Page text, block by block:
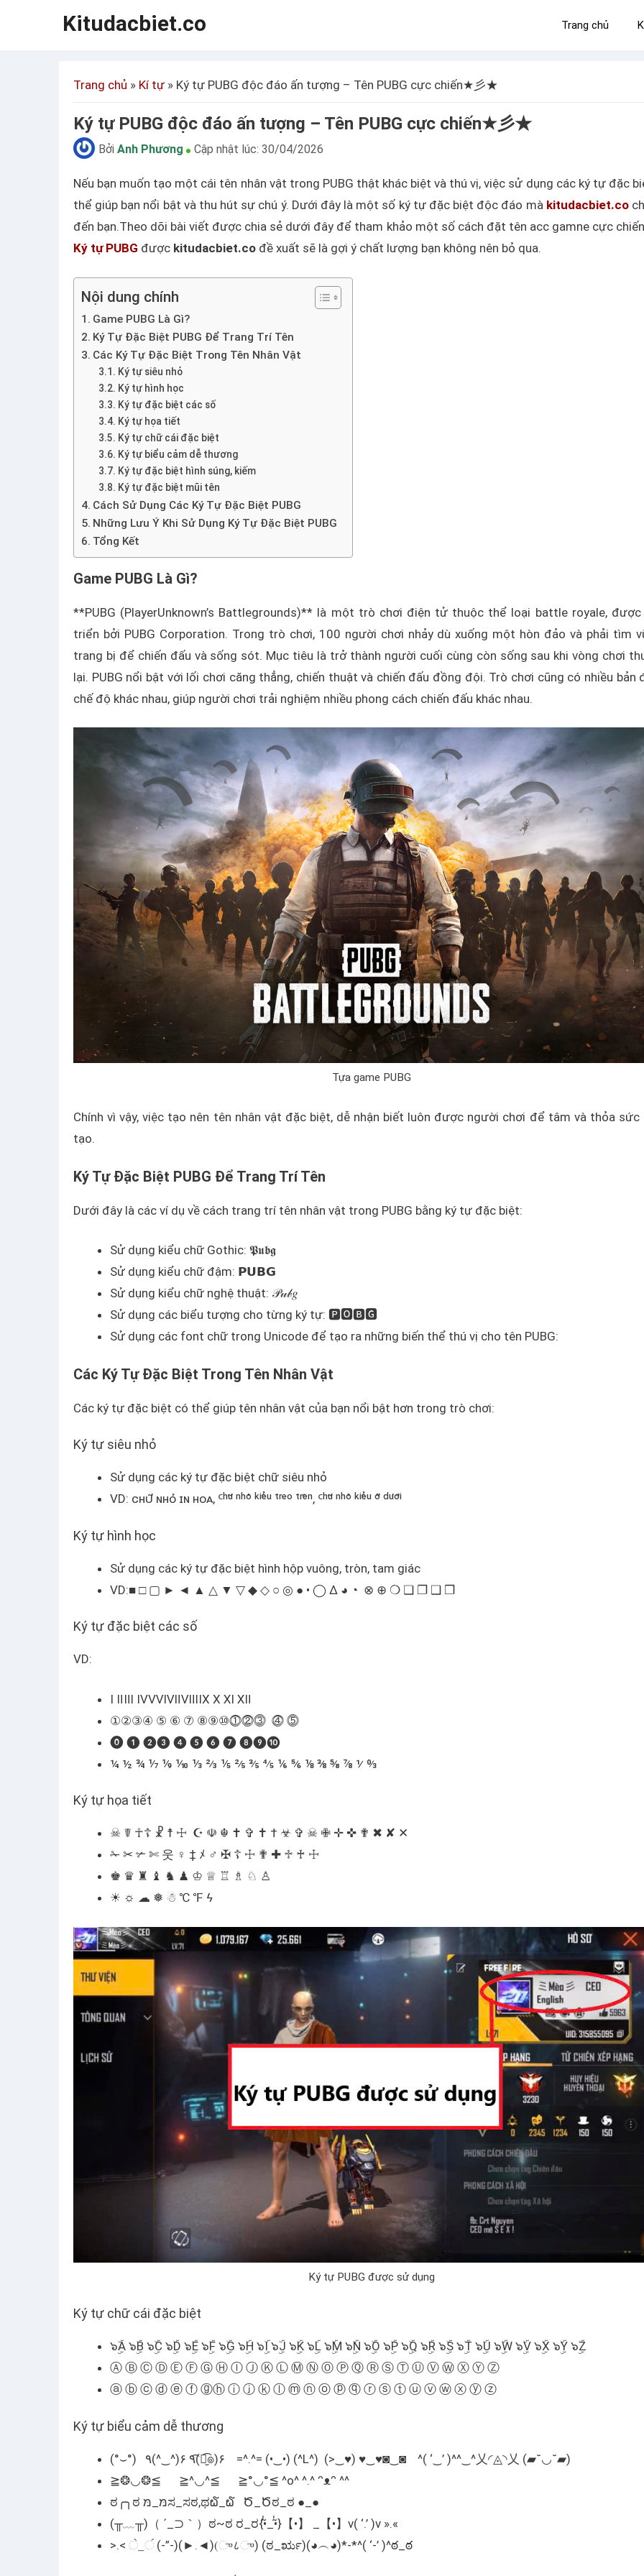
Kitudacbiet.co Trang chủ
Trang chủ » Kí tự » Ký tự PUBG độc đáo ấn tượng – Tên PUBG cực chiến★彡★
Ký tự PUBG độc đáo ấn tượng – Tên PUBG cực chiến★彡★
Bởi Anh Phương Cập nhật lúc: 30/04/2026
Nếu bạn muốn tạo một cái tên nhân vật trong PUBG thật khác biệt và thú vị, việc sử dụng các ký tự đặc
thể giúp bạn nổi bật và thu hút sự chú ý. Dưới đây là một số ký tự đặc biệt độc đáo màkitudacbiet.co
đến bạn.Theo dõi bài viết được chia sẻ dưới đây để tham khảo một số cách đặt tên acc gamne cực
Ký tự PUBG được kitudacbiet.co đề xuất sẽ là gợi ý chất lượng bạn không nên bỏ qua.
Nội dung chính
Game PUBG Là Gì?
Ký Tự Đặc Biệt PUBG Để Trang Trí Tên
Các Ký Tự Đặc Biệt Trong Tên Nhân Vật
Ký tự siêu nhỏ
Ký tự hình học
Ký tự đặc biệt các số
Ký tự họa tiết
Ký tự chữ cái đặc biệt
Ký tự biểu cảm dễ thương
Ký tự đặc biệt hình súng, kiếm
Ký tự đặc biệt mũi tên
Cách Sử Dụng Các Ký Tự Đặc Biệt PUBG
Những Lưu Ý Khi Sử Dụng Ký Tự Đặc Biệt PUBG
Tổng Kết
Game PUBG Là Gì?
**PUBG (PlayerUnknown’s Battlegrounds)** là một trò chơi điện tử thuộc thể loại battle royale,
triển bởi PUBG Corporation. Trong trò chơi, 100 người chơi nhảy dù xuống một hòn đảo và phải tìm
trang bị để chiến đấu và sống sót. Mục tiêu là trở thành người cuối cùng còn sống sau khi vòng chơi
lại. PUBG nổi bật với lối chơi căng thẳng, chiến thuật và chiến đấu đồng đội. Trò chơi cũng có nhiều bản
chế độ khác nhau, giúp người chơi trải nghiệm nhiều phong cách chiến đấu khác nhau.
Tựa game PUBG
Chính vì vậy, việc tạo nên tên nhân vật đặc biệt, dễ nhận biết luôn được người chơi để tâm và thỏa sức
tạo.
Ký Tự Đặc Biệt PUBG Để Trang Trí Tên
Dưới đây là các ví dụ về cách trang trí tên nhân vật trong PUBG bằng ký tự đặc biệt:
Sử dụng kiểu chữ Gothic: 𝕻𝖚𝖇𝖌
Sử dụng kiểu chữ đậm: 𝗣𝗨𝗕𝗚
Sử dụng kiểu chữ nghệ thuật: 𝒫𝓊𝒷𝑔
Sử dụng các biểu tượng cho từng ký tự: 🅿️🅾️🅱️🅶
Sử dụng các font chữ trong Unicode để tạo ra những biến thể thú vị cho tên PUBG:
Các Ký Tự Đặc Biệt Trong Tên Nhân Vật
Các ký tự đặc biệt có thể giúp tên nhân vật của bạn nổi bật hơn trong trò chơi:
Ký tự siêu nhỏ
Sử dụng các ký tự đặc biệt chữ siêu nhỏ
VD: ᴄʜᴜ̛̃ ɴʜᴏ̉ ɪɴ ʜᴏᴀ, ᑦʰᵘ̛̃ ⁿʰᵒ̉ ᵏⁱᵉ̂̉ᵘ ᵗʳᵉᵒ ᵗʳᵉ̂ⁿ, ᑦʰᵘ̛̃ ⁿʰᵒ̉ ᵏⁱᵉ̂̉ᵘ ᵒ̛̉ ᵈᵘ̛ᵒ̛́ⁱ
Ký tự hình học
Sử dụng các ký tự đặc biệt hình hộp vuông, tròn, tam giác
VD:■ □ ▢ ► ◄ ▲ △ ▼ ▽ ◆ ◇ ○ ◎ ● • ◯ Δ ◕ ◔ ⊗ ⊕ ❍ ❏ ❐ ❑ ❒
Ký tự đặc biệt các số
VD:
Ⅰ ⅡⅢ ⅣⅤⅥⅦⅧⅨ Ⅹ Ⅺ Ⅻ
①②③④ ⑤ ⑥ ⑦ ⑧⑨⑩⓵⓶⓷ ⓸ ⓹
⓿ ❶ ❷❸ ❹ ❺ ❻ ❼ ❽❾❿
¼ ½ ¾ ⅐ ⅑ ⅒ ⅓ ⅔ ⅕ ⅖ ⅗ ⅘ ⅙ ⅚ ⅛ ⅜ ⅝ ⅞ ⅟ ↉
Ký tự họa tiết
☠ ☤ ☥☦ ☧ ☨ ☩ ☪ ☫ ☬ ✝ ✞ ✝ † ☣ ✞ ☠ ✙ ✛ ✜ ✟ ✖ ✘ ✕
✁ ✂ ✃ ✄ 웃 ♀ ‡ ﾒ ♂ ✠ ☦ ☩ ✟ ✚ ♱ ♰ ☩
♚ ♛ ♜ ♝ ♞ ♟ ♔ ♕ ♖ ♗ ♘ ♙
☀ ☼ ☁ ❅ ☃ ℃ ℉ ϟ
Ký tự PUBG được sử dụng
Ký tự chữ cái đặc biệt
๖ۣۜA ๖ۣۜB ๖ۣۜC ๖ۣۜD ๖ۣۜE ๖ۣۜF ๖ۣۜG ๖ۣۜH ๖ۣۜI ๖ۣۜJ ๖ۣۜK ๖ۣۜL ๖ۣۜM ๖ۣۜN ๖ۣۜO ๖ۣۜP ๖ۣۜQ ๖ۣۜR ๖ۣۜS ๖ۣۜT ๖ۣۜU ๖ۣۜW ๖ۣۜV ๖ۣۜX ๖ۣۜY ๖ۣۜZ
Ⓐ Ⓑ Ⓒ Ⓓ Ⓔ Ⓕ Ⓖ Ⓗ Ⓘ Ⓙ Ⓚ Ⓛ Ⓜ Ⓝ Ⓞ Ⓟ Ⓠ Ⓡ Ⓢ Ⓣ Ⓤ Ⓥ Ⓦ Ⓧ Ⓨ Ⓩ
ⓐ ⓑ ⓒ ⓓ ⓔ ⓕ ⓖⓗ ⓘ ⓙ ⓚ ⓛ ⓜ ⓝ ⓞ ⓟ ⓠ ⓡ ⓢ ⓣ ⓤ ⓥ ⓦ ⓧ ⓨ ⓩ
Ký tự biểu cảm dễ thương
(°⌣°) ٩(^‿^)۶ ٩(͡๏̮͡๏)۶ =^.^= (•‿•) (^L^) (>‿♥) ♥‿♥◙‿◙ ^( ‘‿’ )^^‿^乂◜◬◝乂 (▰˘◡˘▰)
≧❂◡❂≦ ≧^◡^≦ ≧°◡°≦ ^o^ ^.^ ᵔᴥᵔ ^^
ಠ╭╮ಠ מּ_מּಸ_ಸಠ,ಥ໖_໖ Ծ_Ծಠ_ಠ ●_●
(╥﹏╥)（ ´_⊃｀）ಠ~ಠ ರ_ರ{•̃̾_•̃̾}【•】 _【•】v( ‘.’ )v ».«
>.< ॓_॔ (-”-)(►.◄)(ு८ு) (ಠ_ರೃ)(◕︵◕)*-*^( ‘-’ )^ఠ_ఠ